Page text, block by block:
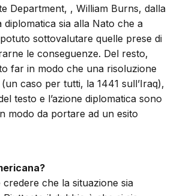
Department, , William Burns, dalla
diplomatica sia alla Nato che a
sottovalutare quelle prese di
le conseguenze. Del resto,
far in modo che una risoluzione
caso per tutti, la 1441 sull’Iraq),
testo e l’azione diplomatica sono
modo da portare ad un esito
credere che la situazione sia